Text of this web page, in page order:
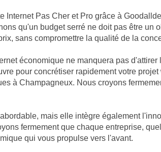
Internet Pas Cher et Pro grâce à
qu'un budget serré ne doit pas être
sans compromettre la qualité de la
économique ne manquera pas
pour concrétiser rapidement votre
à Champagneux. Nous croyons
mais elle intègre également
fermement que chaque entreprise,
qui vous propulse vers l'avant.